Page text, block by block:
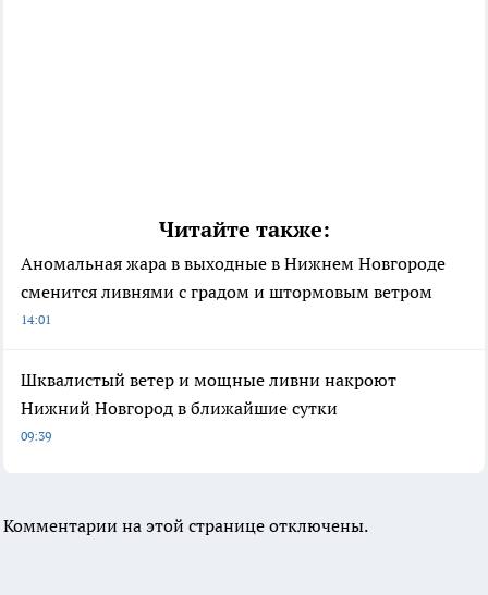
Читайте также:
Аномальная жара в выходные в Нижнем Новгороде
сменится ливнями с градом и штормовым ветром
14:01
Шквалистый ветер и мощные ливни накроют
Нижний Новгород в ближайшие сутки
09:39
Комментарии на этой странице отключены.